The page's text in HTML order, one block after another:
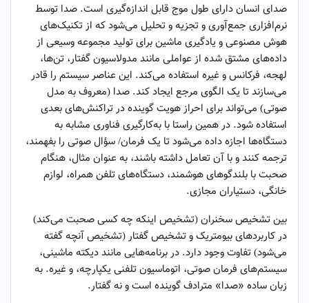
صدای انسان دارای طول موج قابل اندازه‌گیری است. صدا توسط
نرم‌افزاری جمع‌آوری و تجزیه و تحلیل می‌شود که از تکنیک‌های
هوش مصنوعی و یادگیری ماشین برای تولید مجموعه وسیعی از
داده‌های مشتق شده از عواملی مانند مدولاسیون گفتار، تن‌ها،
لهجه، فرکانس و غیره استفاده می‌کند. این عناصر سیستم را قادر
می‌سازند تا یک الگوی مرجع ایجاد کند. صدا (معروف به مدل
صوتی) می‌تواند برای احراز هویت گوینده در تراکنش‌های بعدی
استفاده شود. در همین راستا با به‌کارگیری فناوری مشابه به
دستگاه‌ها اجازه داده می‌شود تا یک فرمان/ سؤال صوتی را بفهمند،
ترجمه کنند و با آن تعامل داشته باشند، به عنوان مثال، هنگام
صحبت با بلندگوهای هوشمند، دستگاه‌های تلفن همراه، لوازم
خانگی، دستیاران مجازی.
بین تشخیص سخنران (تشخیص اینکه چه کسی صحبت می‌کند)
در کاربردهای بیومتریک و تشخیص گفتار (تشخیص آنچه گفته
می‌شود) تفاوت وجود دارد. در برنامه‌هایی مانند دیکته ماشینی،
سیستم‌های فرمان صوتی، اتوماسیون تلفنی یکپارچه، و غیره. به
زبان ساده «صدا» مترادف گوینده است و نه گفتار.